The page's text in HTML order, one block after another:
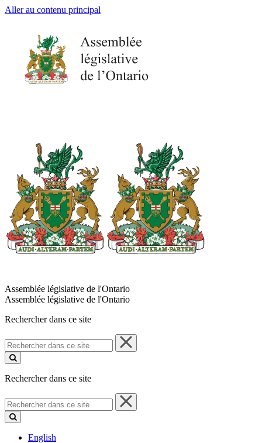
Aller au contenu principal
Assemblée législative de l'Ontario
Assemblée législative de l'Ontario
Rechercher dans ce site
Rechercher
dans
ce
Rechercher dans ce site
Rechercher
dans
ce
English